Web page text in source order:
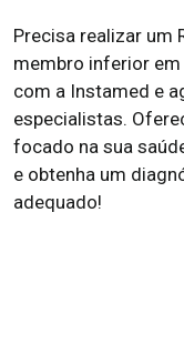
Precisa realizar um
membro inferior
com a Instamed e
especialistas.
focado na sua
e obtenha um
adequado!